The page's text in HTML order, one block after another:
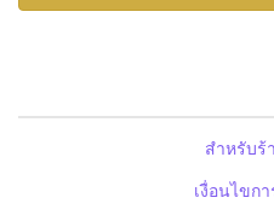
สำหรับร้
เงื่อนไขก